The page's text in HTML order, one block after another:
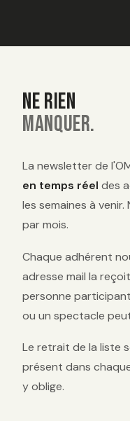
NE RIEN
MANQUER.
La newsletter de
en temps réel des
les semaines à
par mois.
Chaque adhérent
adresse mail la
personne
ou un spectacle
Le retrait de la liste
présent dans
y oblige.